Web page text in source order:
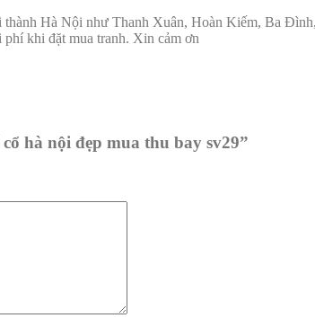
thành Hà Nội như Thanh Xuân, Hoàn Kiếm, Ba
phí khi đặt mua tranh. Xin cảm ơn
hà nội đẹp mua thu bay sv29”